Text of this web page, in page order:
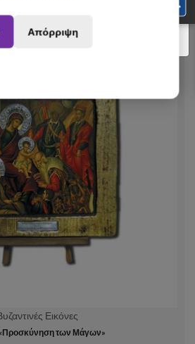
έως 31 Αυγούστου ενδέχεται να
Ευχαριστούμε για την
Εικόνες
των Μάγων»
Απόρριψη